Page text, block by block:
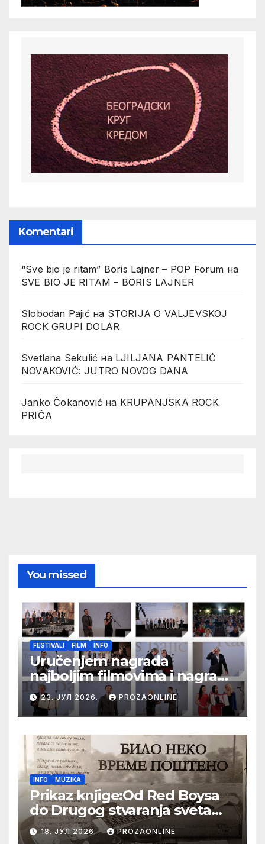
Komentari
“Sve bio je ritam” Boris Lajner – POP Forum на
SVE BIO JE RITAM – BORIS LAJNER
Slobodan Pajićна STORIJA O VALJEVSKOJ
ROCK GRUPI DOLAR
Svetlana Sekulić на LJILJANA PANTELIĆ
NOVAKOVIĆ: JUTRO NOVOG DANA
Janko Čokanović на KRUPANJSKA ROCK
PRIČA
You missed
FESTIVALI FILM INFO
Uručenjem nagrada
najboljim filmovima i nagrade
„Aleksandar Lifka“ Radošu
Bajiću svečano zatvoren 33.
Festival evropskog filma Palić
23. ЈУЛ 2026. PROZAONLINE
INFO MUZIKA
Prikaz knjige:Od Red Boysa
do Drugog stvaranja sveta
(bilo neko vreme pošteno)
(autor- Zlatomira Sremca,
18. ЈУЛ 2026. PROZAONLINE